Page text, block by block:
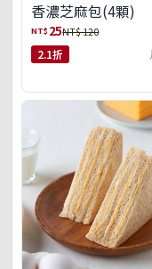
香濃芝麻包(4顆)
NT$ 25NT$ 120
2.1折